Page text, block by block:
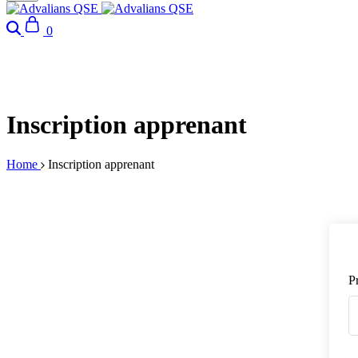
Search
0
Inscription apprenant
Home Inscription apprenant